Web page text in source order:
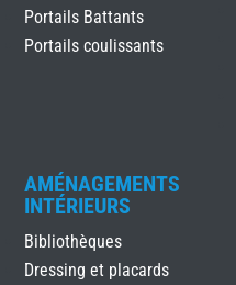
Portails Battants
Portails coulissants
AMÉNAGEMENTS
INTÉRIEURS
Bibliothèques
Dressing et placards